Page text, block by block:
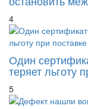
4
Один
теряет льготу
5